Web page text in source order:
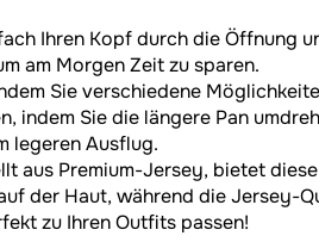
Ihren Kopf durch die Öffnung
am Morgen Zeit zu sparen.
Sie verschiedene
indem Sie die längere Pan
legeren Ausflug.
aus Premium-Jersey, bietet
der Haut, während die Jersey-
zu Ihren Outfits passen!